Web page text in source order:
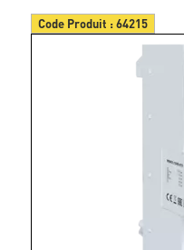
Code Produit :64215